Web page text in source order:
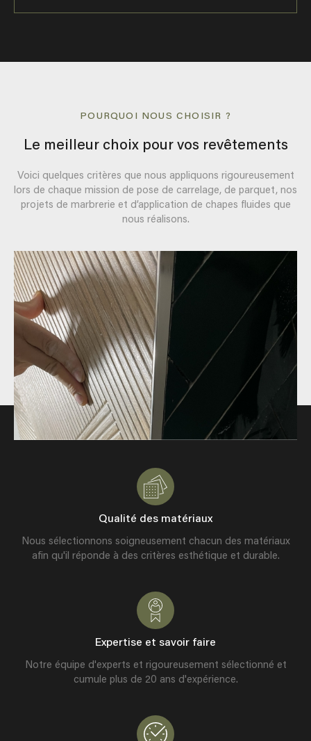
Qualité des matériaux
Nous sélectionnons soigneusement chacun des matériaux
afin qu'il réponde à des critères esthétique et durable.
Expertise et savoir faire
Notre équipe d'experts et rigoureusement sélectionné et
cumule plus de 20 ans d'expérience.
POURQUOI NOUS CHOISIR ?
Le meilleur choix pour vos revêtements
Voici quelques critères que nous appliquons rigoureusement
lors de chaque mission de pose de carrelage, de parquet, nos
projets de marbrerie et d’application de chapes fluides que
nous réalisons.